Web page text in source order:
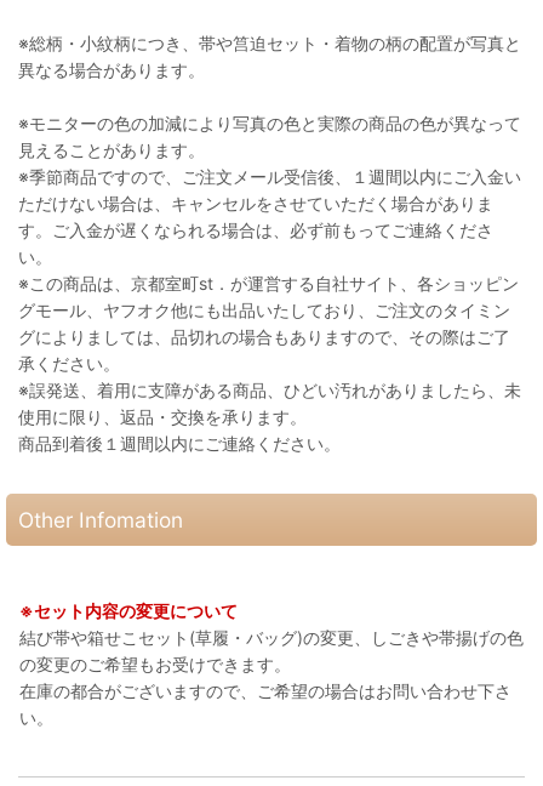
※総柄・小紋柄につき、帯や筥迫セット・着物の柄の配置が写真と
異なる場合があります。
※モニターの色の加減により写真の色と実際の商品の色が異なって
見えることがあります。
※季節商品ですので、ご注文メール受信後、１週間以内にご入金い
ただけない場合は、キャンセルをさせていただく場合がありま
す。ご入金が遅くなられる場合は、必ず前もってご連絡くださ
い。
※この商品は、京都室町st．が運営する自社サイト、各ショッピン
グモール、ヤフオク他にも出品いたしており、ご注文のタイミン
グによりましては、品切れの場合もありますので、その際はご了
承ください。
※誤発送、着用に支障がある商品、ひどい汚れがありましたら、未
使用に限り、返品・交換を承ります。
商品到着後１週間以内にご連絡ください。
Other Infomation
※セット内容の変更について
結び帯や箱せこセット(草履・バッグ)の変更、しごきや帯揚げの色
の変更のご希望もお受けできます。
在庫の都合がございますので、ご希望の場合はお問い合わせ下さ
い。